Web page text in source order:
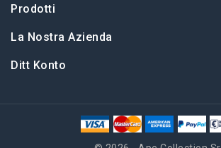
Prodotti
La Nostra Azienda
Ditt Konto